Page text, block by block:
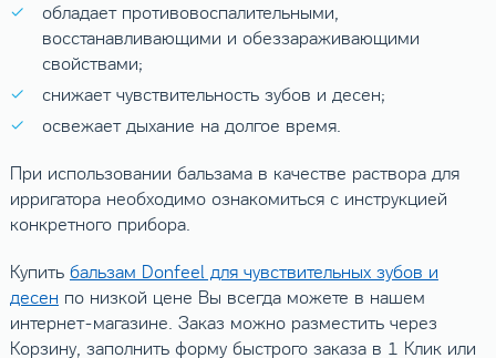
обладает противовоспалительными,
восстанавливающими и обеззараживающими
свойствами;
снижает чувствительность зубов и десен;
освежает дыхание на долгое время.
При использовании бальзама в качестве раствора для
ирригатора необходимо ознакомиться с инструкцией
конкретного прибора.
Купить бальзам Donfeel для чувствительных зубов и
десен по низкой цене Вы всегда можете в нашем
интернет-магазине. Заказ можно разместить через
Корзину, заполнить форму быстрого заказа в 1 Клик или